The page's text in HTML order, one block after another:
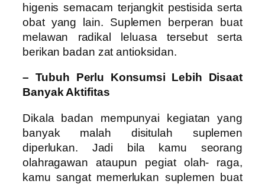
higenis semacam terjangkit pestisida serta
obat yang lain. Suplemen berperan buat
melawan radikal leluasa tersebut serta
berikan badan zat antioksidan.
– Tubuh Perlu Konsumsi Lebih Disaat
Banyak Aktifitas
Dikala badan mempunyai kegiatan yang
banyak malah disitulah suplemen
diperlukan. Jadi bila kamu seorang
olahragawan ataupun pegiat olah- raga,
kamu sangat memerlukan suplemen buat